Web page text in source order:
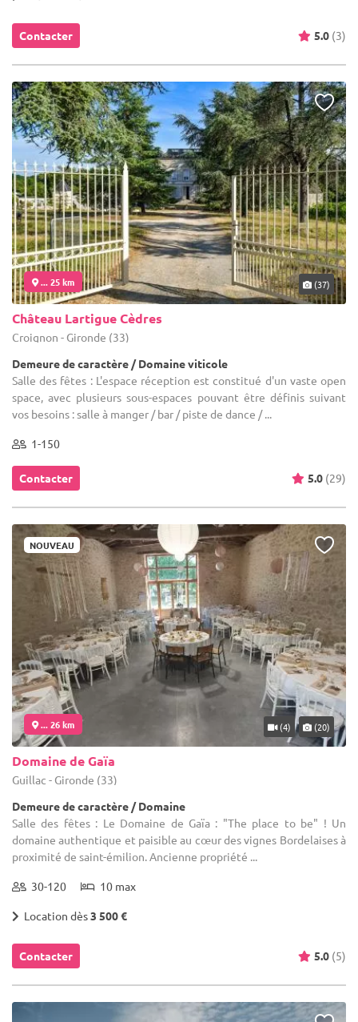
Contacter 5.0 (3)
... 25 km (37)
Château Lartigue Cèdres
Croignon - Gironde (33)
Demeure de caractère / Domaine viticole
Salle des fêtes : L'espace réception est constitué d'un vaste open
space, avec plusieurs sous-espaces pouvant être définis suivant
vos besoins : salle à manger / bar / piste de dance / ...
1-150
Contacter 5.0 (29)
NOUVEAU
... 26 km (4) (20)
Domaine de Gaïa
Guillac - Gironde (33)
Demeure de caractère / Domaine
Salle des fêtes : Le Domaine de Gaïa : "The place to be" ! Un
domaine authentique et paisible au cœur des vignes Bordelaises à
proximité de saint-émilion. Ancienne propriété ...
30-120 10 max
Location dès3 500 €
Contacter 5.0 (5)